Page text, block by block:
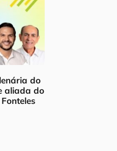
do
aliada do